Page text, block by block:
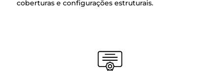
coberturas e configurações estruturais.